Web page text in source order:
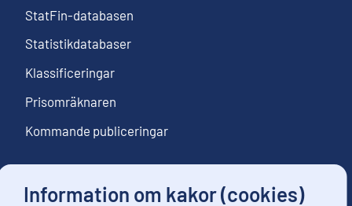
Information om kakor (cookies)
StatFin-databasen
Statistikdatabaser
Klassificeringar
Prisomräknaren
Kommande publiceringar
Följ oss